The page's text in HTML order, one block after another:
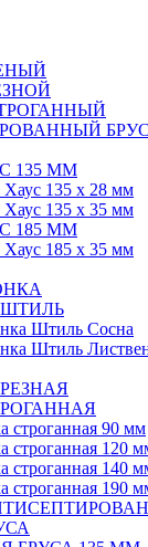
БРУС
135 ММ
Хаус 135 х 28 мм
Хаус 135 х 35 мм
185 ММ
Хаус 185 х 35 мм
Штиль Сосна
Штиль
строганная 90 мм
строганная 120
строганная 140
строганная 190